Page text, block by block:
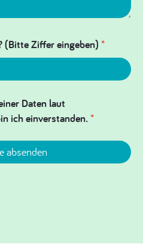
(Bitte Ziffer eingeben) *
Daten laut
ich einverstanden. *